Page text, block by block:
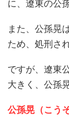
に、遼東の公
また、公孫晃
ため、処刑さ
ですが、遼東
大きく、公孫
公孫晃（こう